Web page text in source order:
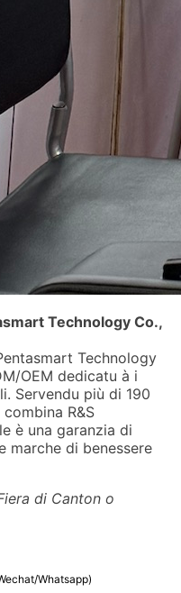
Technology Co.,
Technology
OEM dedicatu à i
Servendu più di 190
R&S
è una garanzia di
marche di benessere
di Canton o
Whatsapp)